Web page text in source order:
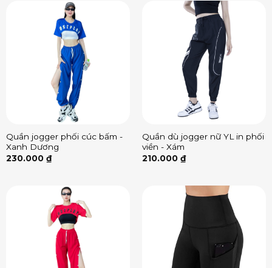
Quần jogger phối cúc bấm -
Xanh Dương
230.000 ₫
Quần dù jogger nữ YL in phối
viền - Xám
210.000 ₫